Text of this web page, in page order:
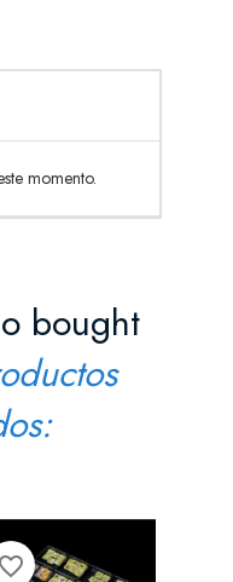
momento.
bought
favorite_border